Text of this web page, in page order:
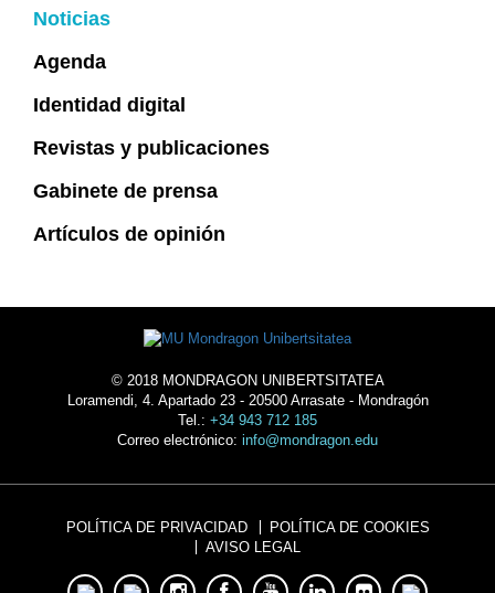
Noticias
Agenda
Identidad digital
Revistas y publicaciones
Gabinete de prensa
Artículos de opinión
© 2018 MONDRAGON UNIBERTSITATEA
Loramendi, 4. Apartado 23 - 20500 Arrasate - Mondragón
Tel.: +34 943 712 185
Correo electrónico: info@mondragon.edu
POLÍTICA DE PRIVACIDAD
POLÍTICA DE COOKIES
AVISO LEGAL